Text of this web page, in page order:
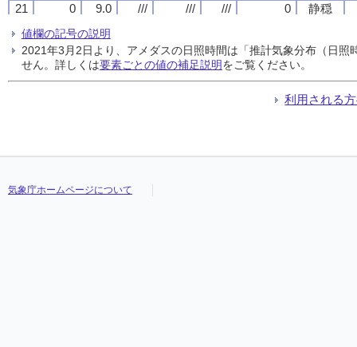
21
0 9.0 /// /// /// 0
静穏
23
0 7.9
静穏
24
0 7.5 /// /// /// 0 静穏
21
0 9.0 /// /// /// 0
静穏
23
0 7.9
静穏
24
0 7.5 /// /// /// 0 静穏
21
0 9.0 /// /// /// 0
静穏
23
0 7.9
静穏
24
0 7.5 /// /// /// 0 静穏
21
0 9.0 /// /// /// 0
静穏
23
0 7.9
静穏
24
0 7.5 /// /// /// 0 静穏
値欄の記号の説明
2021年3月2日より、アメダスの日照時間は「推計気象分布（日
せん。詳しくは要素ごとの値の補足説明をご覧ください。
利用される
気象庁ホームページについて